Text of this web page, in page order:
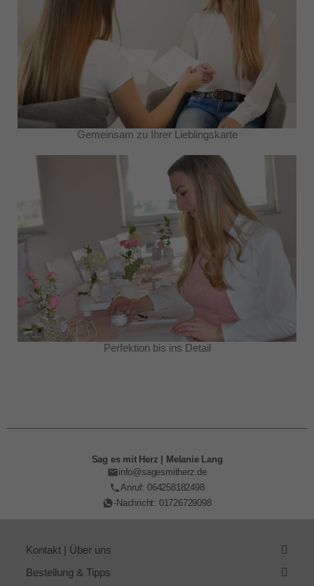
Gemeinsam zu Ihrer Lieblingskarte
Perfektion bis ins Detail
Sag es mit Herz | Melanie Lang
info@sagesmitherz.de
Anruf: 064258182498
-Nachricht: 01726729098
Kontakt | Über uns
Bestellung & Tipps